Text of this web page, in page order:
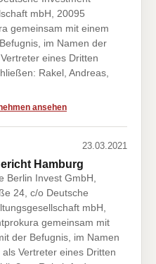
mbH, 20095
gemeinsam mit einem
im Namen der
eines Dritten
Rakel, Andreas,
ansehen
23.03.2021
Hamburg
Berlin Invest GmbH,
24, c/o Deutsche
mbH,
gemeinsam mit
der Befugnis, im Namen
Vertreter eines Dritten